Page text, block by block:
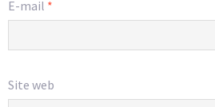
E-mail *
Site web